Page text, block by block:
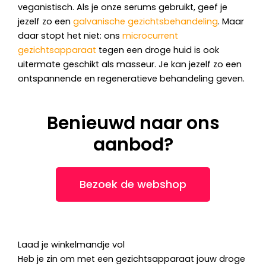
veganistisch. Als je onze serums gebruikt, geef je
jezelf zo een galvanische gezichtsbehandeling. Maar
daar stopt het niet: ons microcurrent
gezichtsapparaat tegen een droge huid is ook
uitermate geschikt als masseur. Je kan jezelf zo een
ontspannende en regeneratieve behandeling geven.
Benieuwd naar ons
aanbod?
Bezoek de webshop
Laad je winkelmandje vol
Heb je zin om met een gezichtsapparaat jouw droge